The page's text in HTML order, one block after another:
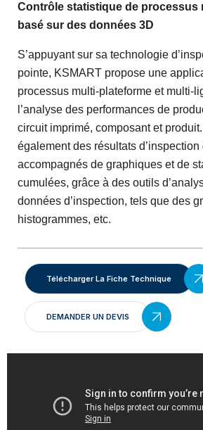
Contrôle statistique de processus
basé sur des données 3D
S’appuyant sur sa technologie
pointe, KSMART propose une
processus multi-plateforme et multi-
l’analyse des performances de
circuit imprimé, composant et
également des résultats d’inspection
accompagnés de graphiques et de
cumulées, grâce à des outils
données d’inspection, tels que des
histogrammes, etc.
Télécharger La Fiche Technique
DEMANDER UN DEVIS